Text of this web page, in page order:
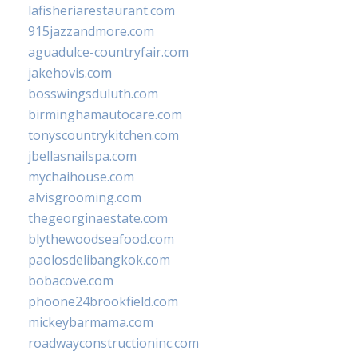
lafisheriarestaurant.com
915jazzandmore.com
aguadulce-countryfair.com
jakehovis.com
bosswingsduluth.com
birminghamautocare.com
tonyscountrykitchen.com
jbellasnailspa.com
mychaihouse.com
alvisgrooming.com
thegeorginaestate.com
blythewoodseafood.com
paolosdelibangkok.com
bobacove.com
phoone24brookfield.com
mickeybarmama.com
roadwayconstructioninc.com